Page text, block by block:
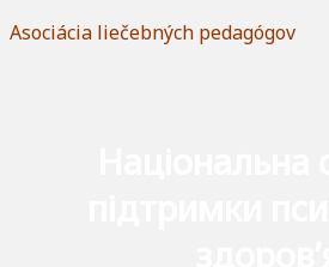
Asociácia liečebných pedagógov